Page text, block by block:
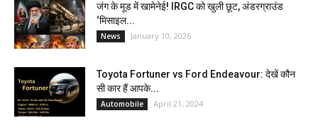
जंग के मूड में खामेनेई! IRGC को खुली छूट, अंडरग्राउंड
‘मिसाइल...
News January 10, 2026
Toyota Fortuner vs Ford Endeavour: देखें कौन
सी कार हैं आपके...
Automobile April 21, 2024